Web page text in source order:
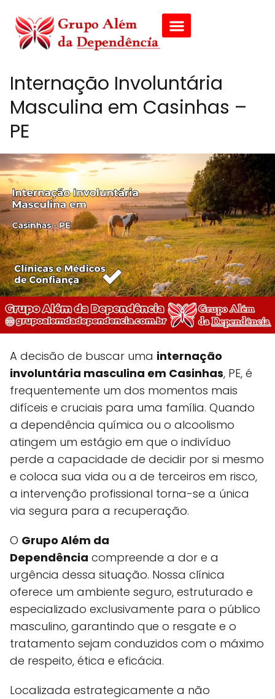
Internação Involuntária
Masculina em Casinhas –
PE
A decisão de buscar uma internação
involuntária masculina em Casinhas, PE, é
frequentemente um dos momentos mais
difíceis e cruciais para uma família. Quando
a dependência química ou o alcoolismo
atingem um estágio em que o indivíduo
perde a capacidade de decidir por si mesmo
e coloca sua vida ou a de terceiros em risco,
a intervenção profissional torna-se a única
via segura para a recuperação.
O Grupo Além da
Dependência compreende a dor e a
urgência dessa situação. Nossa clínica
oferece um ambiente seguro, estruturado e
especializado exclusivamente para o público
masculino, garantindo que o resgate e o
tratamento sejam conduzidos com o máximo
de respeito, ética e eficácia.
Localizada estrategicamente a não